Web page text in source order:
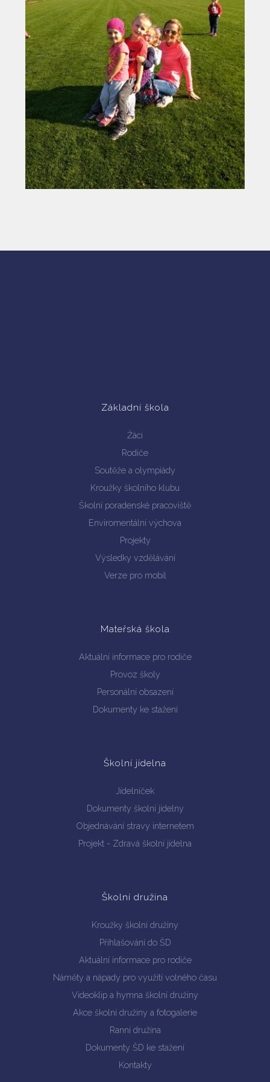
Základní škola
Žáci
Rodiče
Soutěže a olympiády
Kroužky školního klubu
Školní poradenské pracoviště
Enviromentální výchova
Projekty
Výsledky vzdělávání
Verze pro mobil
Mateřská škola
Aktuální informace pro rodiče
Provoz školy
Personální obsazení
Dokumenty ke stažení
Školní jídelna
Jídelníček
Dokumenty školní jídelny
Objednávání stravy internetem
Projekt - Zdravá školní jídelna
Školní družina
Kroužky školní družiny
Přihlašování do ŠD
Aktuální informace pro rodiče
Náměty a nápady pro využití volného času
Videoklip a hymna školní družiny
Akce školní družiny a fotogalerie
Ranní družina
Dokumenty ŠD ke stažení
Kontakty